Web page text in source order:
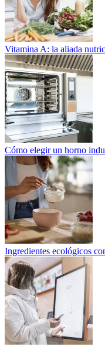
Vitamina A: la aliada
Cómo elegir un horno
Ingredientes ecológicos